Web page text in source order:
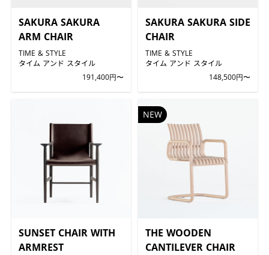
SAKURA SAKURA
ARM CHAIR
TIME & STYLE
タイム アンド スタイル
191,400円〜
SAKURA SAKURA SIDE
CHAIR
TIME & STYLE
タイム アンド スタイル
148,500円〜
SUNSET CHAIR WITH
ARMREST
THE WOODEN
CANTILEVER CHAIR
NEW